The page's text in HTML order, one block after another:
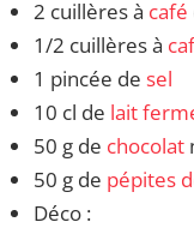
2 cuillères à café
1/2 cuillères à
1 pincée de sel
10 cl de lait
50 g de chocolat
50 g de pépites
Déco :